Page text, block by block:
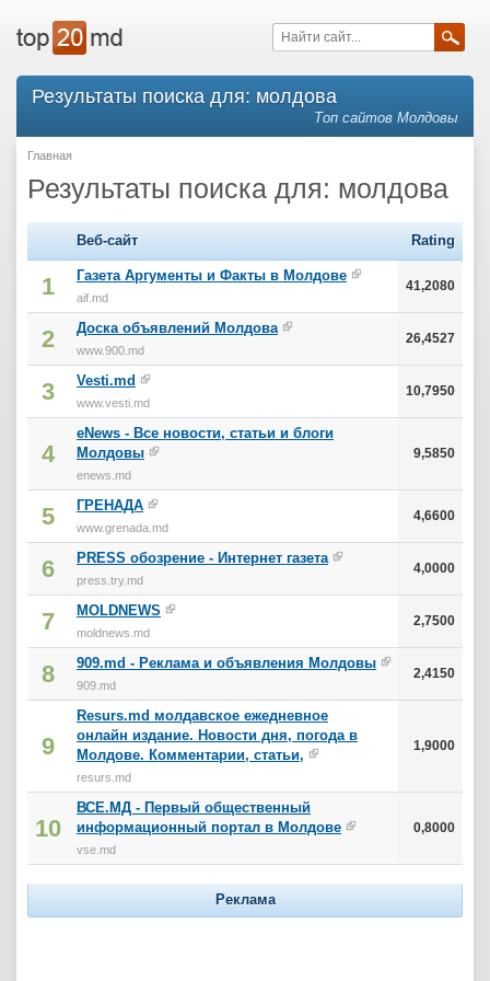
Результаты поиска для: молдова
Топ сайтов Молдовы
Главная
Результаты поиска для: молдова
Веб-сайт Rating
1 Газета Аргументы и Факты в Молдове
aif.md
41,2080
2 Доска объявлений Молдова
www.900.md
26,4527
3 Vesti.md
www.vesti.md
10,7950
4
eNews - Все новости, статьи и блоги
Молдовы
enews.md
9,5850
5 ГРЕНАДА
www.grenada.md
4,6600
6 PRESS обозрение - Интернет газета
press.try.md
4,0000
7 MOLDNEWS
moldnews.md
2,7500
8 909.md - Реклама и объявления Молдовы
909.md
2,4150
9
Resurs.md молдавское ежедневное
онлайн издание. Новости дня, погода в
Молдове. Комментарии, статьи,
resurs.md
1,9000
10
ВСЕ.МД - Первый общественный
информационный портал в Молдове
vse.md
0,8000
Реклама